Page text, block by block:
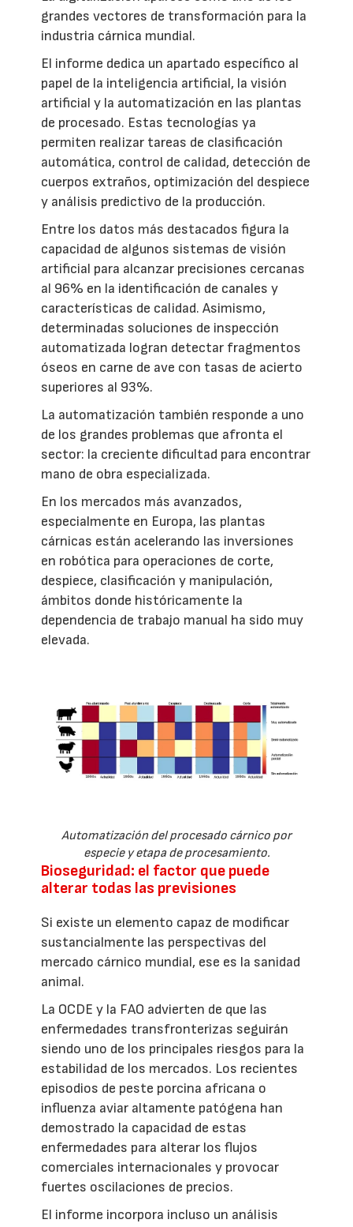
grandes vectores de transformación para la
industria cárnica mundial.
El informe dedica un apartado específico al
papel de la inteligencia artificial, la visión
artificial y la automatización en las plantas
de procesado. Estas tecnologías ya
permiten realizar tareas de clasificación
automática, control de calidad, detección de
cuerpos extraños, optimización del despiece
y análisis predictivo de la producción.
Entre los datos más destacados figura la
capacidad de algunos sistemas de visión
artificial para alcanzar precisiones cercanas
al 96% en la identificación de canales y
características de calidad. Asimismo,
determinadas soluciones de inspección
automatizada logran detectar fragmentos
óseos en carne de ave con tasas de acierto
superiores al 93%.
La automatización también responde a uno
de los grandes problemas que afronta el
sector: la creciente dificultad para encontrar
mano de obra especializada.
En los mercados más avanzados,
especialmente en Europa, las plantas
cárnicas están acelerando las inversiones
en robótica para operaciones de corte,
despiece, clasificación y manipulación,
ámbitos donde históricamente la
dependencia de trabajo manual ha sido muy
elevada.
Automatización del procesado cárnico por
especie y etapa de procesamiento.
Bioseguridad: el factor que puede
alterar todas las previsiones
Si existe un elemento capaz de modificar
sustancialmente las perspectivas del
mercado cárnico mundial, ese es la sanidad
animal.
La OCDE y la FAO advierten de que las
enfermedades transfronterizas seguirán
siendo uno de los principales riesgos para la
estabilidad de los mercados. Los recientes
episodios de peste porcina africana o
influenza aviar altamente patógena han
demostrado la capacidad de estas
enfermedades para alterar los flujos
comerciales internacionales y provocar
fuertes oscilaciones de precios.
El informe incorpora incluso un análisis